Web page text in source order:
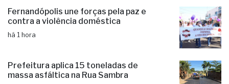
Fernandópolis une forças pela paz e
contra a violência doméstica
há 1 hora
Prefeitura aplica 15 toneladas de
massa asfáltica na Rua Sambra